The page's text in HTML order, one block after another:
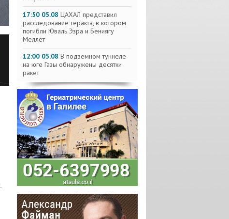
17:50 05.08 ЦАХАЛ представил
расследование теракта, в котором
погибли Юваль Эзра и Бениягу
Меллет
12:00 05.08 В подземном туннеле
на юге Газы обнаружены десятки
ракет